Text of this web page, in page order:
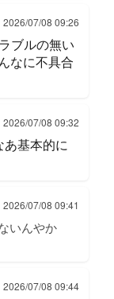
2026/07/08 09:26
ブルの無い
なに不具合
2026/07/08 09:32
基本的に
2026/07/08 09:41
いんやか
2026/07/08 09:44